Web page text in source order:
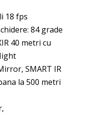
18 fps
84 grade
40 metri cu
SMART IR
la 500 metri